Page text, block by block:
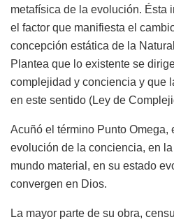
metafísica de la evolución. Ésta
el factor que manifiesta el
concepción estática de la
Plantea que lo existente se
complejidad y conciencia y que
en este sentido (Ley de
Acuñó el término Punto Omega,
evolución de la conciencia, en
mundo material, en su estado
convergen en Dios.
La mayor parte de su obra,